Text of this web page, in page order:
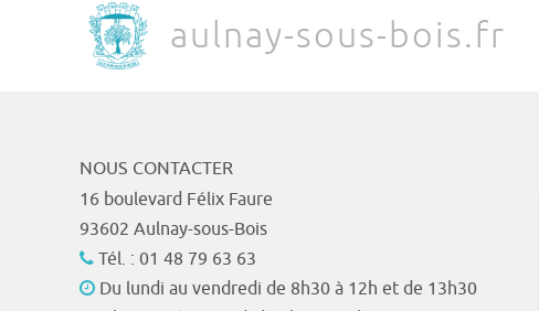
aulnay-sous-bois.fr
NOUS CONTACTER
16 boulevard Félix Faure
93602 Aulnay-sous-Bois
Tél. : 01 48 79 63 63
Du lundi au vendredi de 8h30 à 12h et de 13h30